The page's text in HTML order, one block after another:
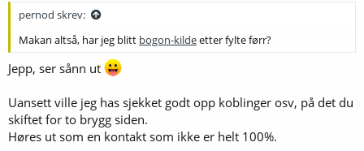
pernod skrev:
Makan altså, har jeg blitt bogon-kildeetter fylte førr?
Jepp, ser sånn ut
Uansett ville jeg has sjekket godt opp koblinger osv, på det du
skiftet for to brygg siden.
Høres ut som en kontakt som ikke er helt 100%.